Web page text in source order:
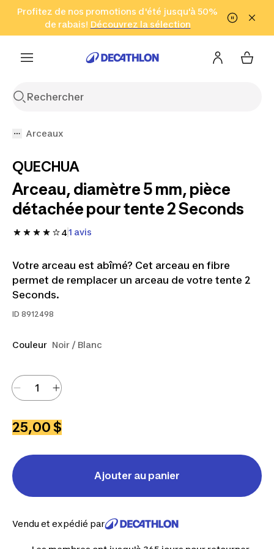
Aller à la recherche Aller au contenu Aller au pied de
Profitez de nos promotions d'été jusqu'à 50%
de rabais! Découvrez la sélection
Cliquez ici
en seulement 2 h!
(Zones sélectionnées)
Arceaux
QUECHUA
Arceau, diamètre 5 mm, pièce
détachée pour tente 2 Seconds
41 avis
Votre arceau est abîmé? Cet arceau en fibre
permet de remplacer un arceau de votre tente 2
Seconds.
ID 8912498
Couleur Noir / Blanc
25,00 $
Ajouter au panier
Vendu et expédié par